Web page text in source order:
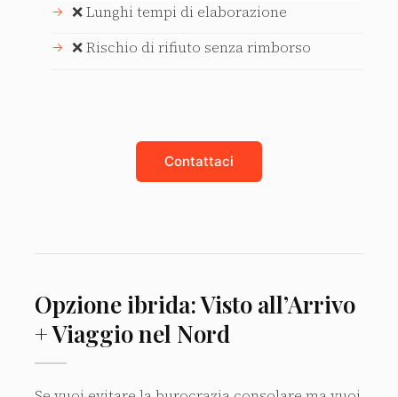
❌ Lunghi tempi di elaborazione
❌ Rischio di rifiuto senza rimborso
Contattaci
Opzione ibrida: Visto all’Arrivo
+ Viaggio nel Nord